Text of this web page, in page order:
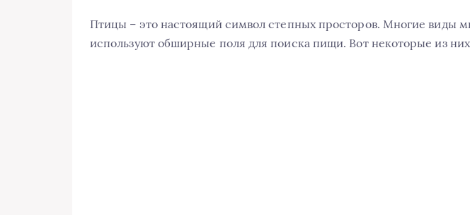
Птицы – это настоящий символ степных просторов. Многие виды
используют обширные поля для поиска пищи. Вот некоторые из